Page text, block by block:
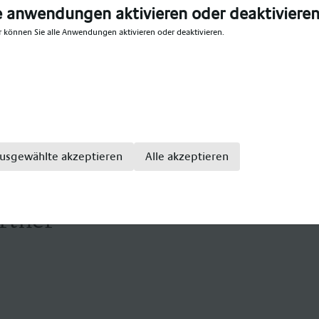
im pädagogischen Bereich. Wir bieten
Erzieher, Sozialpädagogen, Diplom-
Kinderpfleger, Sozial Arbeit, Sozial
anwendungen aktivieren oder deaktivieren
können Sie alle Anwendungen aktivieren oder deaktivieren.
akzeptieren Alle akzeptieren